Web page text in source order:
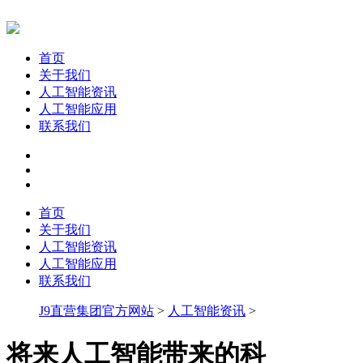
首页
关于我们
人工智能资讯
人工智能应用
联系我们
首页
关于我们
人工智能资讯
人工智能应用
联系我们
J9直营集团官方网站 > 人工智能资讯 >
将来人工智能带来的科